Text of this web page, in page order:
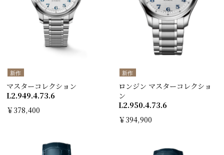
新作
マスターコレクション
L2.949.4.73.6
￥378,400
新作
ロンジン マスターコレクショ
ン
L2.950.4.73.6
￥394,900